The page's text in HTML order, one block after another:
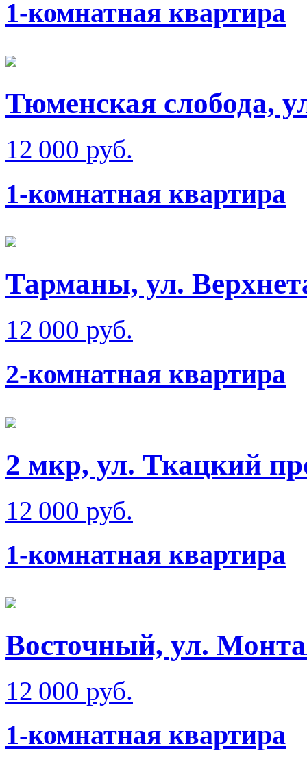
1-комнатная квартира
Тюменская слобода,
12 000 руб.
1-комнатная квартира
Тарманы, ул.
12 000 руб.
2-комнатная квартира
2 мкр, ул. Ткацкий
12 000 руб.
1-комнатная квартира
Восточный, ул.
12 000 руб.
1-комнатная квартира